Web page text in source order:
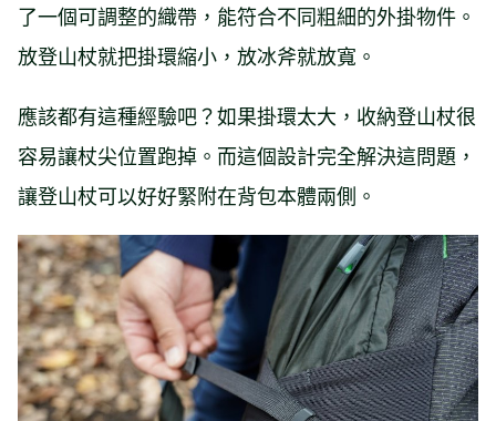
了一個可調整的織帶，能符合不同粗細的外掛物件。
放登山杖就把掛環縮小，放冰斧就放寬。
應該都有這種經驗吧？如果掛環太大，收納登山杖很
容易讓杖尖位置跑掉。而這個設計完全解決這問題，
讓登山杖可以好好緊附在背包本體兩側。